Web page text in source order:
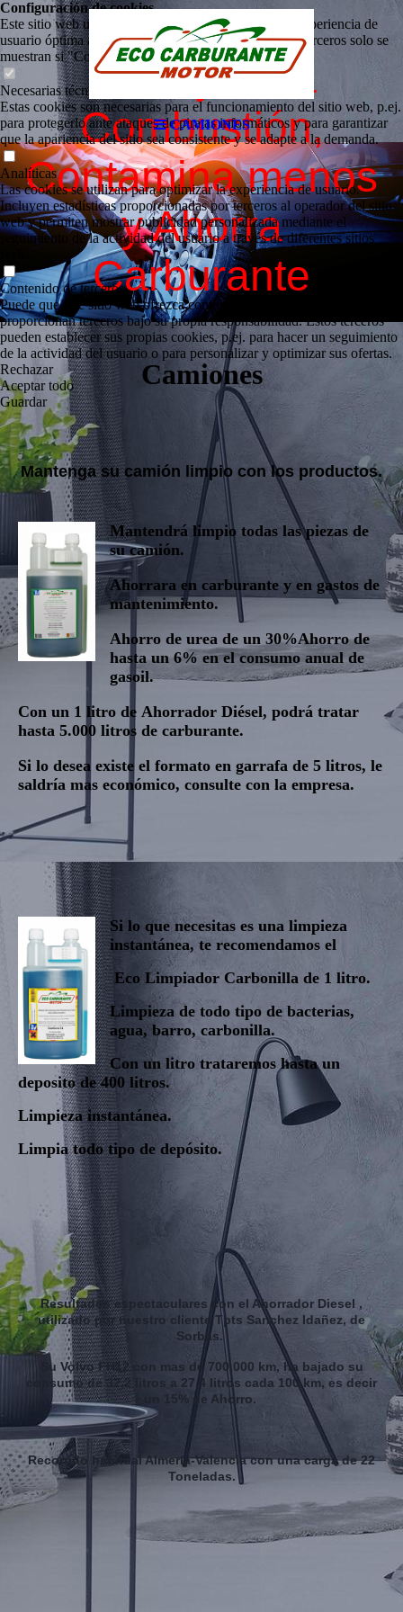
CAMIONES
ESENCIAL PARA SU MOTOR
Si mejora la
Combustión,
Contamina menos
y Ahorra
Carburante
Camiones
Mantenga su camión limpio con los productos.
Mantendrá limpio todas las piezas de
su camión.
Ahorrara en carburante y en gastos de
mantenimiento.
Ahorro de urea de un 30%Ahorro de
hasta un 6% en el consumo anual de
gasoil.
Con un 1 litro de Ahorrador Diésel, podrá tratar
hasta 5.000 litros de carburante.
Si lo desea existe el formato en garrafa de 5 litros, le
saldría mas económico, consulte con la empresa.
Si lo que necesitas es una limpieza
instantánea, te recomendamos el
Eco Limpiador Carbonilla de 1 litro.
Limpieza de todo tipo de bacterias,
agua, barro, carbonilla.
Con un litro trataremos hasta un
deposito de 400 litros.
Limpieza instantánea.
Limpia todo tipo de depósito.
Resultados espectaculares con el Ahorrador Diesel ,
utilizado por nuestro cliente Tpts Sanchez Idañez, de
Sorbas.
Su Volvo FH12 con mas de 700.000 km, ha bajado su
consumo de 32,2 litros a 27,4 litros cada 100 km, es decir
un 15% de Ahorro.
Recorrido habitual Almeria-Valencia con una carga de 22
Toneladas.
Configuración de cookies
Este sitio web utiliza cookies para proporcionar una experiencia de
usuario óptima a los visitantes. Ciertos contenidos de terceros solo se
muestran si "Contenido de terceros" está habilitado.
Necesarias técnicamente
Estas cookies son necesarias para el funcionamiento del sitio web, p.ej.
para protegerlo ante ataques de piratas informáticos y para garantizar
que la apariencia del sitio sea consistente y se adapte a la demanda.
Analíticas
Las cookies se utilizan para optimizar la experiencia de usuario.
Incluyen estadísticas proporcionadas por terceros al operador del sitio
web y permiten mostrar publicidad personalizada mediante el
seguimiento de la actividad del usuario a través de diferentes sitios
Contenido de terceros
Puede que este sitio web ofrezca contenido o funcionalidades que
proporcionan terceros bajo su propia responsabilidad. Estos terceros
pueden establecer sus propias cookies, p.ej. para hacer un seguimiento
de la actividad del usuario o para personalizar y optimizar sus ofertas.
Rechazar
Aceptar todo
Guardar